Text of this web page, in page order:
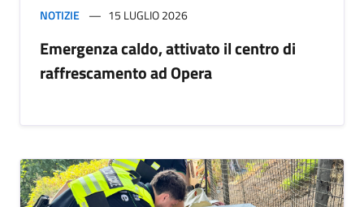
NOTIZIE 15 LUGLIO 2026
Emergenza caldo, attivato il centro di
raffrescamento ad Opera